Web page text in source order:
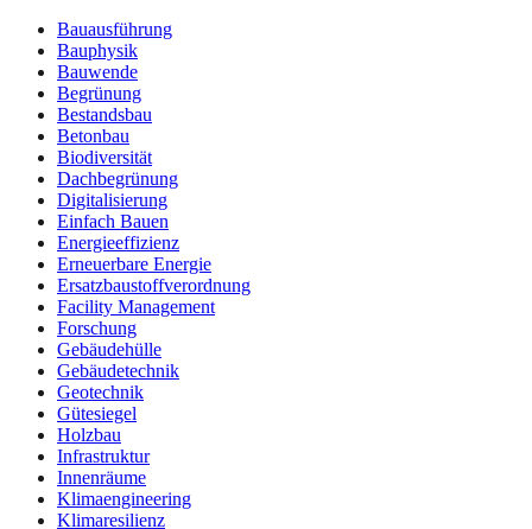
Bauausführung
Bauphysik
Bauwende
Begrünung
Bestandsbau
Betonbau
Biodiversität
Dachbegrünung
Digitalisierung
Einfach Bauen
Energieeffizienz
Erneuerbare Energie
Ersatzbaustoffverordnung
Facility Management
Forschung
Gebäudehülle
Gebäudetechnik
Geotechnik
Gütesiegel
Holzbau
Infrastruktur
Innenräume
Klimaengineering
Klimaresilienz